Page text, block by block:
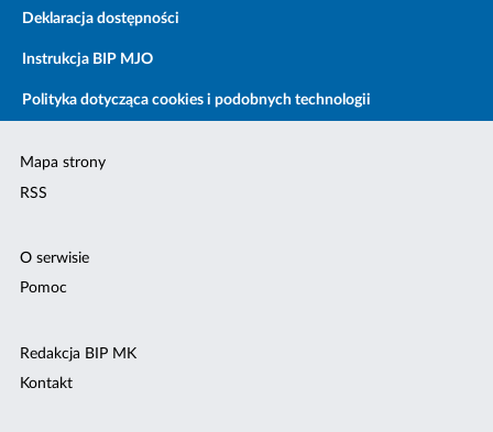
Deklaracja dostępności
Instrukcja BIP MJO
Polityka dotycząca cookies i podobnych technologii
Mapa strony
RSS
O serwisie
Pomoc
Redakcja BIP MK
Kontakt